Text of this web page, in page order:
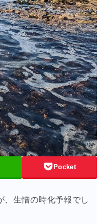
Pocket
、生憎の時化予報でし